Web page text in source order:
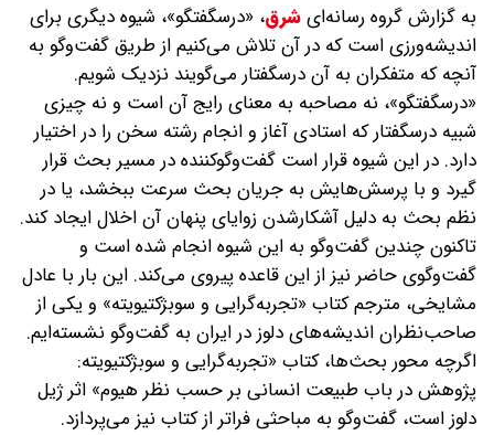
به گزارش گروه رسانه‌ایشرق، «درسگفتگو»، شیوه دیگری برای
اندیشه‌ورزی است که در آن تلاش می‌کنیم از طریق گفت‌وگو به
آنچه که متفکران به آن درسگفتار می‌گویند نزدیک شویم.
«درسگفتگو»، نه مصاحبه به معنای رایج آن است و نه چیزی
شبیه درسگفتار که استادی آغاز و انجام رشته سخن را در اختیار
دارد. در این شیوه قرار است گفت‌وگوکننده‌ در مسیر بحث قرار
گیرد و با پرسش‌هایش به جریان بحث سرعت ببخشد، یا در
نظم بحث به دلیل آشکار‌شدن زوایای پنهان آن اخلال ایجاد کند.
تاکنون چندین گفت‌وگو به این شیوه انجام شده است و
گفت‌وگوی حاضر نیز از این قاعده پیروی می‌کند. این بار با عادل
مشایخی، مترجم کتاب «تجربه‌گرایی و سوبژکتیویته» و یکی از
صاحب‌نظران اندیشه‌های دلوز در ایران به گفت‌وگو نشسته‌ایم.
اگرچه محور بحث‌ها، کتاب «تجربه‌گرایی و سوبژکتیویته:
پژوهش در باب طبیعت انسانی بر حسب نظر هیوم» اثر ژیل
دلوز است، گفت‌وگو به مباحثی فراتر از کتاب نیز می‌پردازد.